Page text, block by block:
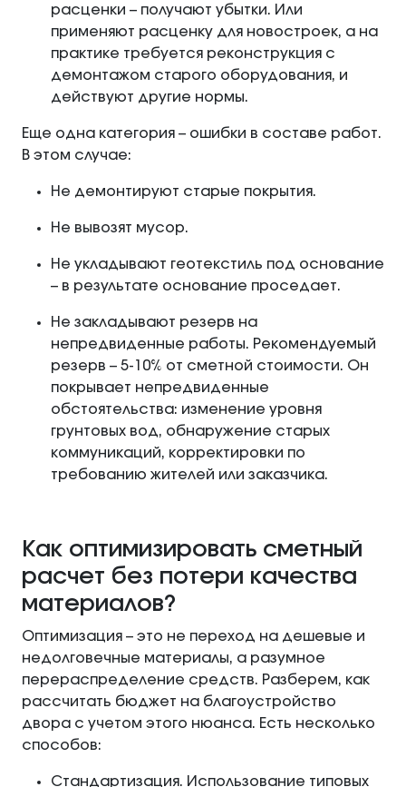
расценки – получают убытки. Или
применяют расценку для новостроек, а на
практике требуется реконструкция с
демонтажом старого оборудования, и
действуют другие нормы.
Еще одна категория – ошибки в составе работ.
В этом случае:
Не демонтируют старые покрытия.
Не вывозят мусор.
Не укладывают геотекстиль под основание
– в результате основание проседает.
Не закладывают резерв на
непредвиденные работы. Рекомендуемый
резерв – 5-10% от сметной стоимости. Он
покрывает непредвиденные
обстоятельства: изменение уровня
грунтовых вод, обнаружение старых
коммуникаций, корректировки по
требованию жителей или заказчика.
Как оптимизировать сметный
расчет без потери качества
материалов?
Оптимизация – это не переход на дешевые и
недолговечные материалы, а разумное
перераспределение средств. Разберем, как
рассчитать бюджет на благоустройство
двора с учетом этого нюанса. Есть несколько
способов:
Стандартизация. Использование типовых